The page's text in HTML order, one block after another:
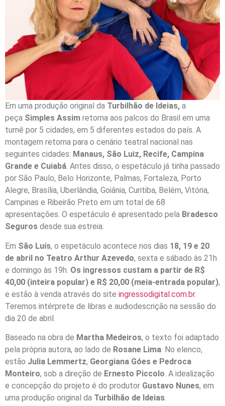
Em uma produção original da Turbilhão de Ideias, a
peça Simples Assim retorna aos palcos do Brasil em uma
turnê por 5 cidades, em 5 diferentes estados do país. A
montagem retorna para o cenário teatral nacional nas
seguintes cidades: Manaus, São Luiz, Recife, Campina
Grande e Cuiabá. Antes disso, o espetáculo já tinha passado
por São Paulo, Belo Horizonte, Palmas, Fortaleza, Porto
Alegre, Brasília, Uberlândia, Goiânia, Curitiba, Belém, Vitória,
Campinas e Ribeirão Preto em um total de 68
apresentações. O espetáculo é apresentado pela Bradesco
Seguros desde sua estreia.
Em São Luís, o espetáculo acontece nos dias 18, 19 e 20
de abril no Teatro Arthur Azevedo, sexta e sábado às 21h
e domingo às 19h. Os ingressos custam a partir de R$
40,00 (inteira popular) e R$ 20,00 (meia-entrada popular),
e estão à venda através do site ingressodigital.com.br.
Teremos intérprete de libras e audiodescrição na sessão do
dia 20 de abril.
Baseado na obra de Martha Medeiros, o texto foi adaptado
pela própria autora, ao lado de Rosane Lima. No elenco,
estão Julia Lemmertz, Georgiana Góes e Pedroca
Monteiro, sob a direção de Ernesto Piccolo. A idealização
e concepção do projeto é do produtor Gustavo Nunes, em
uma produção original da Turbilhão de Ideias.